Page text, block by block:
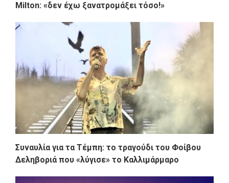
Milton: «δεν έχω ξανατρομάξει τόσο!»
Συναυλία για τα Τέμπη: το τραγούδι του Φοίβου
Δεληβοριά που «λύγισε» το Καλλιμάρμαρο